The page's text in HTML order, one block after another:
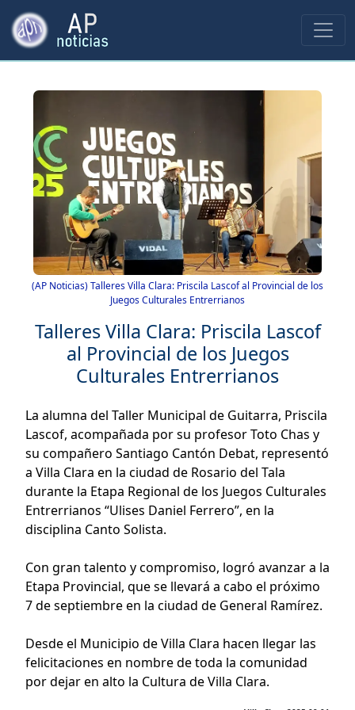
(AP Noticias) Talleres Villa Clara: Priscila Lascof al Provincial de los
Juegos Culturales Entrerrianos
Talleres Villa Clara: Priscila Lascof
al Provincial de los Juegos
Culturales Entrerrianos
La alumna del Taller Municipal de Guitarra, Priscila
Lascof, acompañada por su profesor Toto Chas y
su compañero Santiago Cantón Debat, representó
a Villa Clara en la ciudad de Rosario del Tala
durante la Etapa Regional de los Juegos Culturales
Entrerrianos “Ulises Daniel Ferrero”, en la
disciplina Canto Solista.
Con gran talento y compromiso, logró avanzar a la
Etapa Provincial, que se llevará a cabo el próximo
7 de septiembre en la ciudad de General Ramírez.
Desde el Municipio de Villa Clara hacen llegar las
felicitaciones en nombre de toda la comunidad
por dejar en alto la Cultura de Villa Clara.